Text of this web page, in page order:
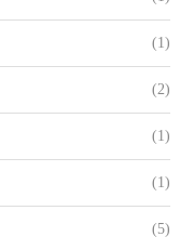
(1)
(2)
(1)
(1)
(5)